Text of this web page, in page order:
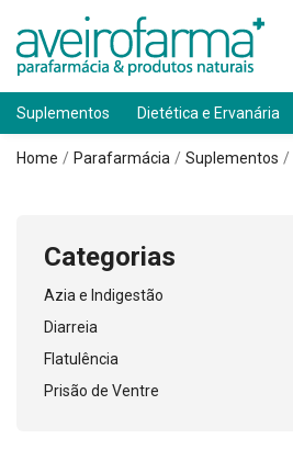
Suplementos Dietética e Ervanária
Home Parafarmácia Suplementos
Categorias
Azia e Indigestão
Diarreia
Flatulência
Prisão de Ventre